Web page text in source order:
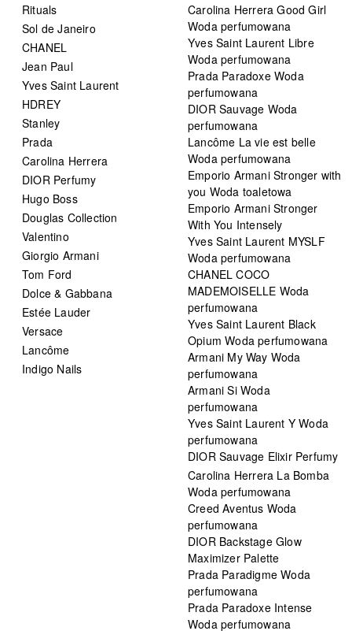
Rituals
Sol de Janeiro
CHANEL
Jean Paul
Yves Saint Laurent
HDREY
Stanley
Prada
Carolina Herrera
DIOR Perfumy
Hugo Boss
Douglas Collection
Valentino
Giorgio Armani
Tom Ford
Dolce & Gabbana
Estée Lauder
Versace
Lancôme
Indigo Nails
Carolina Herrera Good Girl
Woda perfumowana
Yves Saint Laurent Libre
Woda perfumowana
Prada Paradoxe Woda
perfumowana
DIOR Sauvage Woda
perfumowana
Lancôme La vie est belle
Woda perfumowana
Emporio Armani Stronger with
you Woda toaletowa
Emporio Armani Stronger
With You Intensely
Yves Saint Laurent MYSLF
Woda perfumowana
CHANEL COCO
MADEMOISELLE Woda
perfumowana
Yves Saint Laurent Black
Opium Woda perfumowana
Armani My Way Woda
perfumowana
Armani Si Woda
perfumowana
Yves Saint Laurent Y Woda
perfumowana
DIOR Sauvage Elixir Perfumy
Carolina Herrera La Bomba
Woda perfumowana
Creed Aventus Woda
perfumowana
DIOR Backstage Glow
Maximizer Palette
Prada Paradigme Woda
perfumowana
Prada Paradoxe Intense
Woda perfumowana